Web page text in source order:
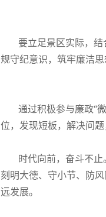
要立足景区实际，结合
规守纪意识，筑牢廉洁
通过积极参与廉政“微
位，发现短板，解决问
时代向前，奋斗不止
刻明大德、守小节、防
远发展。